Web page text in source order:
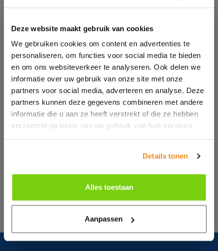
Deze website maakt gebruik van cookies
We gebruiken cookies om content en advertenties te
personaliseren, om functies voor social media te bieden
en om ons websiteverkeer te analyseren. Ook delen we
informatie over uw gebruik van onze site met onze
partners voor social media, adverteren en analyse. Deze
partners kunnen deze gegevens combineren met andere
informatie die u aan ze heeft verstrekt of die ze hebben
verzameld op basis van uw gebruik van hun services.
Details tonen
Alles toestaan
Aanpassen
Leave your details and receive the Babyplast
accessories brochure.
Request